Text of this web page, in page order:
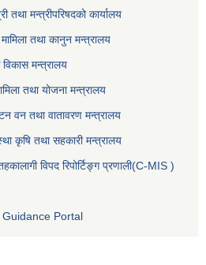
तथा मन्त्रीपरिषदको कार्यालय
तथा कानुन मन्त्रालय
विकास मन्त्रालय
तथा योजना मन्त्रालय
वन तथा वातावरण मन्त्रालय
कृषि तथा सहकारी मन्त्रालय
विपद रिपोर्टिङ्ग प्रणाली(C-MIS )
Portal